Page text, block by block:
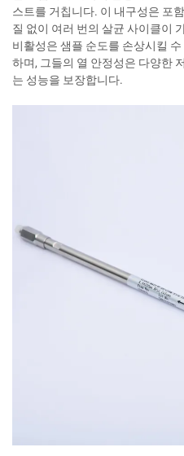
스트를 거칩니다. 이 내구성은 포
질 없이 여러 번의 살균 사이클이
비활성은 샘플 순도를 손상시킬
하며, 그들의 열 안정성은 다양한
는 성능을 보장합니다.